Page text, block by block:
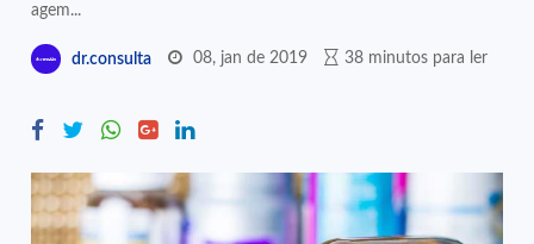
agem...
dr.consulta 08, jan de 2019 38 minutos para ler